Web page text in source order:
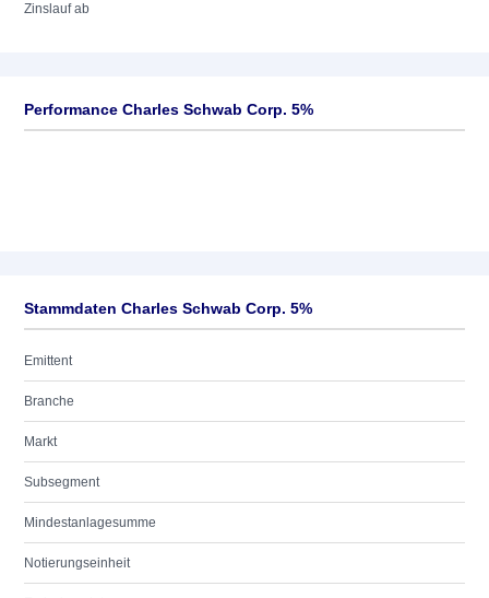
Zinslauf ab
Performance Charles Schwab Corp. 5%
Stammdaten Charles Schwab Corp. 5%
Emittent
Branche
Markt
Subsegment
Mindestanlagesumme
Notierungseinheit